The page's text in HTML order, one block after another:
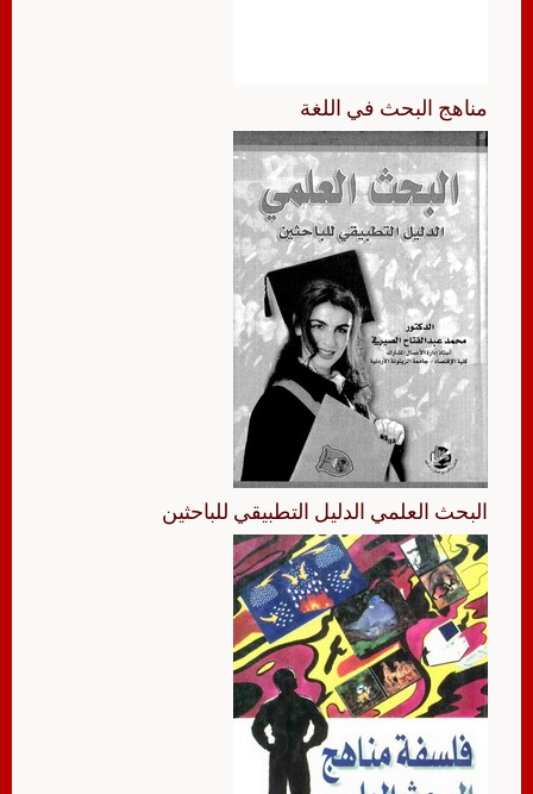
مناهج البحث في اللغة
البحث العلمي الدليل التطبيقي للباحثين